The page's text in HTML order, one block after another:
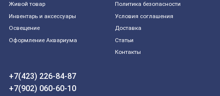
Живой товар
Инвентарь и аксессуары
Освещение
Оформление Аквариума
Политика безопасности
Условия соглашения
Доставка
Статьи
Контакты
+7(423) 226-84-87
+7(902) 060-60-10